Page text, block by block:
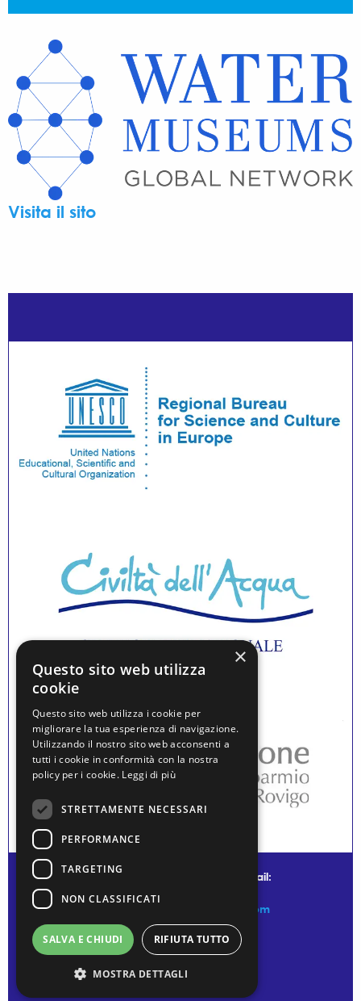
Visita il sito
© water museum of venice - mail:
info@watermuseumofvenice.com
×
Questo sito web utilizza
cookie
Questo sito web utilizza i cookie per
migliorare la tua esperienza di navigazione.
Utilizzando il nostro sito web acconsenti a
tutti i cookie in conformità con la nostra
policy per i cookie. Leggi di più
STRETTAMENTE NECESSARI
PERFORMANCE
TARGETING
NON CLASSIFICATI
SALVA E CHIUDI RIFIUTA TUTTO
MOSTRA DETTAGLI